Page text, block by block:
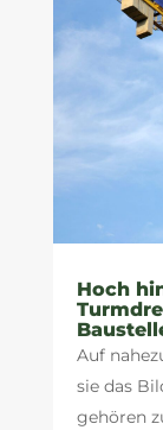
Hoch
Auf
sie das
gehören